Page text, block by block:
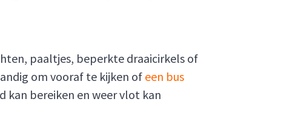
paaltjes, beperkte draaicirkels of
om vooraf te kijken of een bus
kan bereiken en weer vlot kan